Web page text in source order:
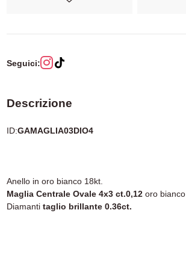
Seguici:
Descrizione
ID:GAMAGLIA03DIO4
Anello in oro bianco 18kt.
Maglia Centrale Ovale 4x3 ct.0,12oro bianco
Diamanti taglio brillante 0.36ct.